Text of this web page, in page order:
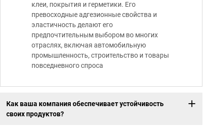
клеи, покрытия и герметики. Его
превосходные адгезионные свойства и
эластичность делают его
предпочтительным выбором во многих
отраслях, включая автомобильную
промышленность, строительство и товары
повседневного спроса
Как ваша компания обеспечивает устойчивость
своих продуктов?